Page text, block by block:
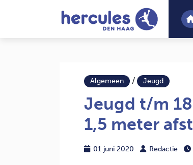
Algemeen / Jeugd
Jeugd t/m
1,5 meter
01 juni 2020 Redactie